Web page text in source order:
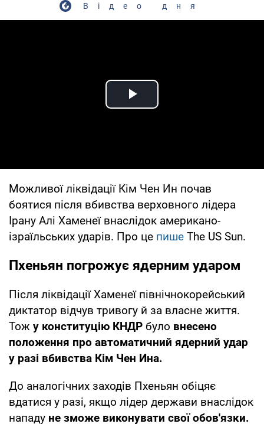
Відео дня
Play Video
Можливої ліквідації Кім Чен Ин почав
боятися після вбивства верховного лідера
Ірану Алі Хаменеї внаслідок американо-
ізраїльських ударів. Про це пише The US Sun.
Пхеньян погрожує ядерним ударом
Після ліквідації Хаменеї північнокорейський
диктатор відчув тривогу й за власне життя.
Тож у конституцію КНДР було внесено
положення про автоматичний ядерний удар
у разі вбивства Кім Чен Ина.
До аналогічних заходів Пхеньян обіцяє
вдатися у разі, якщо лідер держави внаслідок
нападу не зможе виконувати свої обов'язки.